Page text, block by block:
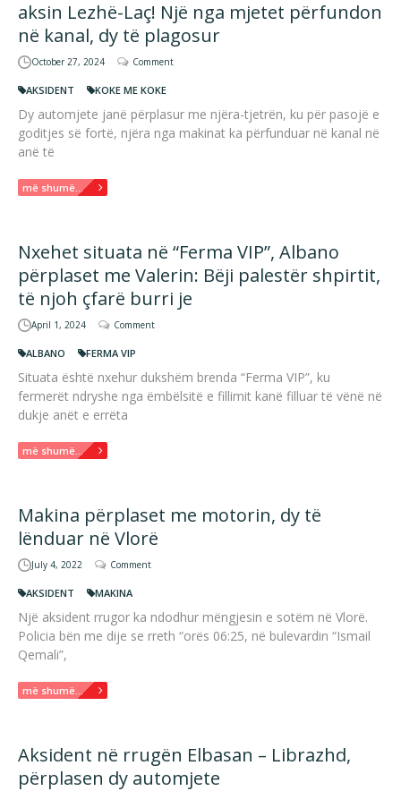
aksin Lezhë-Laç! Një nga mjetet përfundon
në kanal, dy të plagosur
October 27, 2024 Comment
AKSIDENT KOKE ME KOKE
Dy automjete janë përplasur me njëra-tjetrën, ku për pasojë e
goditjes së fortë, njëra nga makinat ka përfunduar në kanal në
anë të
më shumë...
Nxehet situata në “Ferma VIP”, Albano
përplaset me Valerin: Bëji palestër shpirtit,
të njoh çfarë burri je
April 1, 2024 Comment
ALBANO FERMA VIP
Situata është nxehur dukshëm brenda “Ferma VIP”, ku
fermerët ndryshe nga ëmbëlsitë e fillimit kanë filluar të vënë në
dukje anët e errëta
më shumë...
Makina përplaset me motorin, dy të
lënduar në Vlorë
July 4, 2022 Comment
AKSIDENT MAKINA
Një aksident rrugor ka ndodhur mëngjesin e sotëm në Vlorë.
Policia bën me dije se rreth “orës 06:25, në bulevardin “Ismail
Qemali”,
më shumë...
Aksident në rrugën Elbasan – Librazhd,
përplasen dy automjete